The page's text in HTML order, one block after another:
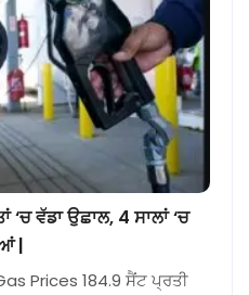
ਵੱਡਾ ਉਛਾਲ, 4 ਸਾਲਾਂ ‘ਚ
|
Prices 184.9 ਸੈਂਟ ਪ੍ਰਤੀ